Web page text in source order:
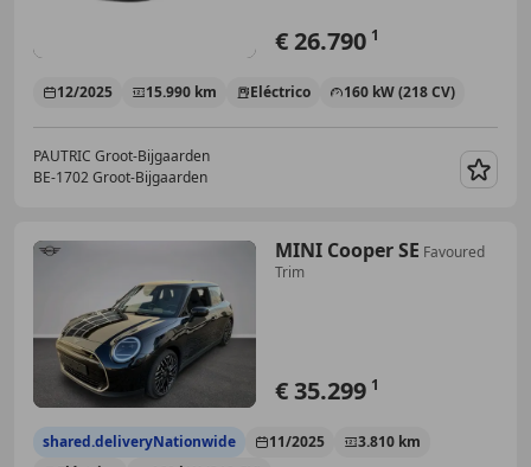
€ 26.790 1
12/2025 15.990 km Eléctrico 160 kW (218 CV)
PAUTRIC Groot-Bijgaarden
BE-1702 Groot-Bijgaarden
MINI Cooper SE Favoured
Trim
€ 35.299 1
shared.deliveryNationwide 11/2025
3.810 km